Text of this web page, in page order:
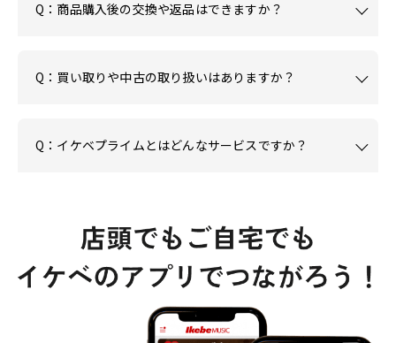
Q：商品購入後の交換や返品はできますか？
Q：買い取りや中古の取り扱いはありますか？
Q：イケベプライムとはどんなサービスですか？